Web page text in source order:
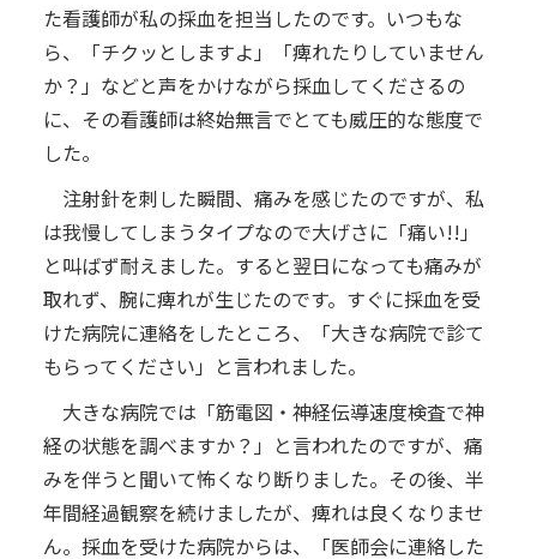
た看護師が私の採血を担当したのです。いつもな
ら、「チクッとしますよ」「痺れたりしていません
か？」などと声をかけながら採血してくださるの
に、その看護師は終始無言でとても威圧的な態度で
した。
注射針を刺した瞬間、痛みを感じたのですが、私
は我慢してしまうタイプなので大げさに「痛い!!」
と叫ばず耐えました。すると翌日になっても痛みが
取れず、腕に痺れが生じたのです。すぐに採血を受
けた病院に連絡をしたところ、「大きな病院で診て
もらってください」と言われました。
大きな病院では「筋電図・神経伝導速度検査で神
経の状態を調べますか？」と言われたのですが、痛
みを伴うと聞いて怖くなり断りました。その後、半
年間経過観察を続けましたが、痺れは良くなりませ
ん。採血を受けた病院からは、「医師会に連絡した